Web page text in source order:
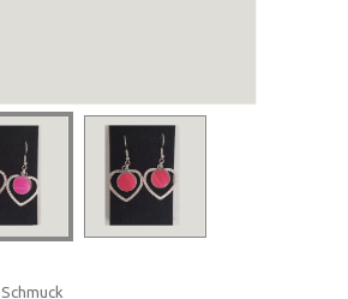
Schmuck